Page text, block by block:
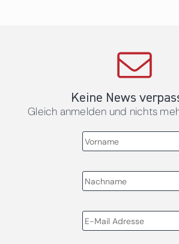
Keine News
Gleich anmelden und nichts